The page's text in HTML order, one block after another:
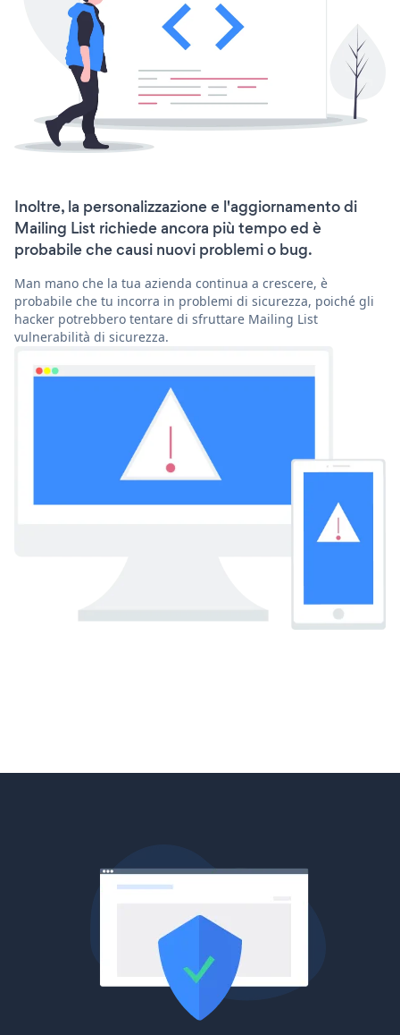
Inoltre, la personalizzazione e l'aggiornamento di
Mailing List richiede ancora più tempo ed è
probabile che causi nuovi problemi o bug.
Man mano che la tua azienda continua a crescere, è
probabile che tu incorra in problemi di sicurezza, poiché gli
hacker potrebbero tentare di sfruttare Mailing List
vulnerabilità di sicurezza.